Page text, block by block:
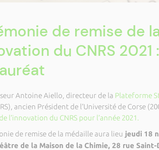
de remise de
du CNRS
Antoine Aiello, directeur de la Plateforme
ancien Président de l’Université de Corse
l’innovation du CNRS pour l’année 2021.
de remise de la médaille aura lieu jeudi 18
de la Maison de la Chimie, 28 rue Saint-